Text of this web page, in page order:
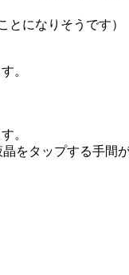
とになりそうです）
。
。
をタップする手間が